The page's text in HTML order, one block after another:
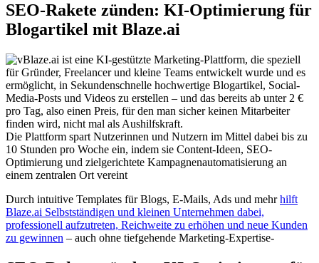
SEO-Rakete zünden: KI-Optimierung für
Blogartikel mit Blaze.ai
Blaze.ai ist eine KI-gestützte Marketing-Plattform, die speziell
für Gründer, Freelancer und kleine Teams entwickelt wurde und es
ermöglicht, in Sekundenschnelle hochwertige Blogartikel, Social-
Media-Posts und Videos zu erstellen – und das bereits ab unter 2 €
pro Tag, also einen Preis, für den man sicher keinen Mitarbeiter
finden wird, nicht mal als Aushilfskraft.
Die Plattform spart Nutzerinnen und Nutzern im Mittel dabei bis zu
10 Stunden pro Woche ein, indem sie Content-Ideen, SEO-
Optimierung und zielgerichtete Kampagnenautomatisierung an
einem zentralen Ort vereint
Durch intuitive Templates für Blogs, E-Mails, Ads und mehrhilft
Blaze.ai Selbstständigen und kleinen Unternehmen dabei,
professionell aufzutreten, Reichweite zu erhöhen und neue Kunden
zu gewinnen – auch ohne tiefgehende Marketing-Expertise-